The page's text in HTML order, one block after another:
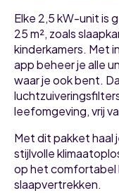
Elke 2,5 kW-unit is
25 m², zoals
kinderkamers. Met
app beheer je alle
waar je ook bent.
leefomgeving, vrij
Met dit pakket haal
stijlvolle
op het comfortabel
slaapvertrekken.